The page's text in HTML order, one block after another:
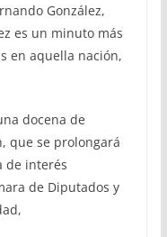
González,
es un minuto más
en aquella nación,
docena de
que se prolongará
de interés
de Diputados y